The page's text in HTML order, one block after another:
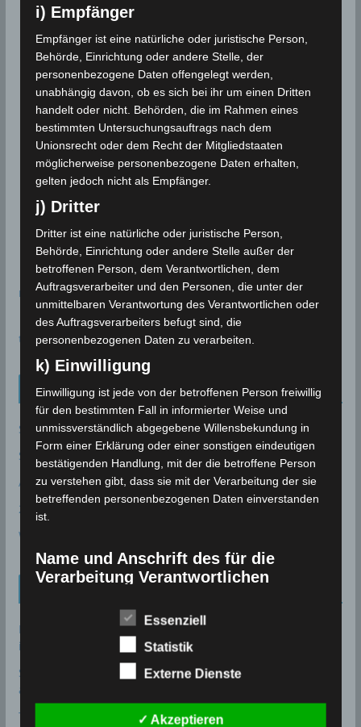
meteoblue
time.is - Sonnenzeiten
Neueinträge Glossar
Sommer 2003
Sturmflut
AE
24P/Schaumasse
Wolfsmond
Tunesien News
Bau des Staudammes Raghai in Jendouba: Baustelle
inspiziert, Zeitplan unter Druck gesetzt
Sidi Bou Said wurde offiziell in die UNESCO-Welterbeliste
aufgenommen
Tourismusstatistik 2026 Tunesien: Einreisen und
i) Empfänger
Empfänger ist eine natürliche oder juristische Person,
Behörde, Einrichtung oder andere Stelle, der
personenbezogene Daten offengelegt werden,
unabhängig davon, ob es sich bei ihr um einen Dritten
handelt oder nicht. Behörden, die im Rahmen eines
bestimmten Untersuchungsauftrags nach dem
Unionsrecht oder dem Recht der Mitgliedstaaten
möglicherweise personenbezogene Daten erhalten,
gelten jedoch nicht als Empfänger.
j) Dritter
Dritter ist eine natürliche oder juristische Person,
Behörde, Einrichtung oder andere Stelle außer der
betroffenen Person, dem Verantwortlichen, dem
Auftragsverarbeiter und den Personen, die unter der
unmittelbaren Verantwortung des Verantwortlichen oder
des Auftragsverarbeiters befugt sind, die
personenbezogenen Daten zu verarbeiten.
k) Einwilligung
Einwilligung ist jede von der betroffenen Person freiwillig
für den bestimmten Fall in informierter Weise und
unmissverständlich abgegebene Willensbekundung in
Form einer Erklärung oder einer sonstigen eindeutigen
bestätigenden Handlung, mit der die betroffene Person
zu verstehen gibt, dass sie mit der Verarbeitung der sie
betreffenden personenbezogenen Daten einverstanden
ist.
Name und Anschrift des für die
Verarbeitung Verantwortlichen
Grundverordnung, sonstiger in den Mitgliedstaaten der
Europäischen Union geltenden Datenschutzgesetze und
anderer Bestimmungen mit datenschutzrechtlichem
soussewetter.de
Essenziell
Statistik
Externe Dienste
✓ Akzeptieren